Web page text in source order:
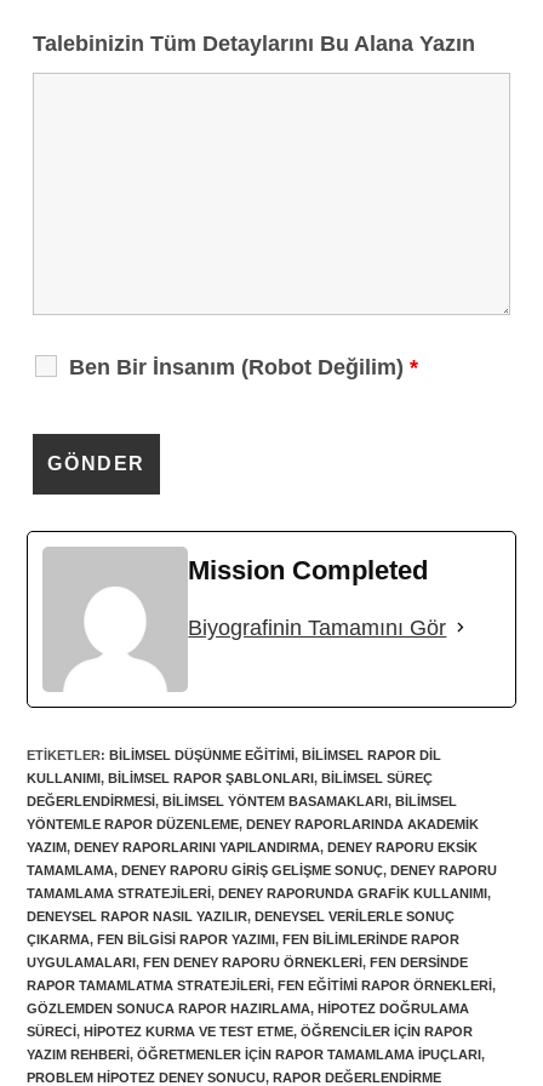
Talebinizin Tüm Detaylarını Bu Alana Yazın
Ben Bir İnsanım (Robot Değilim)*
Mission Completed
Biyografinin Tamamını Gör
ETIKETLER:BILIMSEL DÜŞÜNME EĞITIMI, BILIMSEL RAPOR DIL
KULLANIMI, BILIMSEL RAPOR ŞABLONLARI, BILIMSEL SÜREÇ
DEĞERLENDIRMESI, BILIMSEL YÖNTEM BASAMAKLARI, BILIMSEL
YÖNTEMLE RAPOR DÜZENLEME, DENEY RAPORLARINDA AKADEMIK
YAZIM, DENEY RAPORLARINI YAPILANDIRMA, DENEY RAPORU EKSIK
TAMAMLAMA, DENEY RAPORU GIRIŞ GELIŞME SONUÇ, DENEY RAPORU
TAMAMLAMA STRATEJILERI, DENEY RAPORUNDA GRAFIK KULLANIMI,
DENEYSEL RAPOR NASIL YAZILIR, DENEYSEL VERILERLE SONUÇ
ÇIKARMA, FEN BILGISI RAPOR YAZIMI, FEN BILIMLERINDE RAPOR
UYGULAMALARI, FEN DENEY RAPORU ÖRNEKLERI, FEN DERSINDE
RAPOR TAMAMLATMA STRATEJILERI, FEN EĞITIMI RAPOR ÖRNEKLERI,
GÖZLEMDEN SONUCA RAPOR HAZIRLAMA, HIPOTEZ DOĞRULAMA
SÜRECI, HIPOTEZ KURMA VE TEST ETME, ÖĞRENCILER IÇIN RAPOR
YAZIM REHBERI, ÖĞRETMENLER IÇIN RAPOR TAMAMLAMA IPUÇLARI,
PROBLEM HIPOTEZ DENEY SONUCU, RAPOR DEĞERLENDIRME